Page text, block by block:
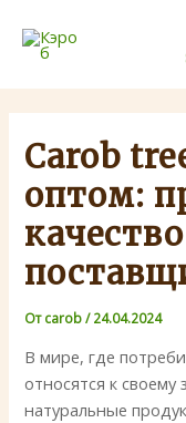
содержимому
Carob
оптом:
Отcarob/24.04.2024
В мире, где
относятся к
натуральные
navigation